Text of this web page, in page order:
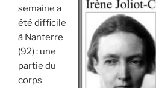
semaine a
été difficile
à Nanterre
(92) : une
partie du
corps